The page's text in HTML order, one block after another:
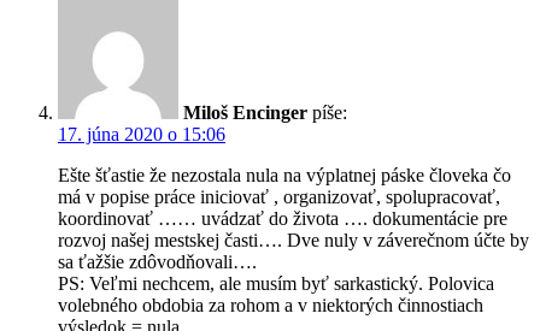
Miloš Encinger píše:
17. júna 2020 o 15:06
Ešte šťastie že nezostala nula na výplatnej páske človeka čo
má v popise práce iniciovať , organizovať, spolupracovať,
koordinovať …… uvádzať do života …. dokumentácie pre
rozvoj našej mestskej časti…. Dve nuly v záverečnom účte by
sa ťažšie zdôvodňovali….
PS: Veľmi nechcem, ale musím byť sarkastický. Polovica
volebného obdobia za rohom a v niektorých činnostiach